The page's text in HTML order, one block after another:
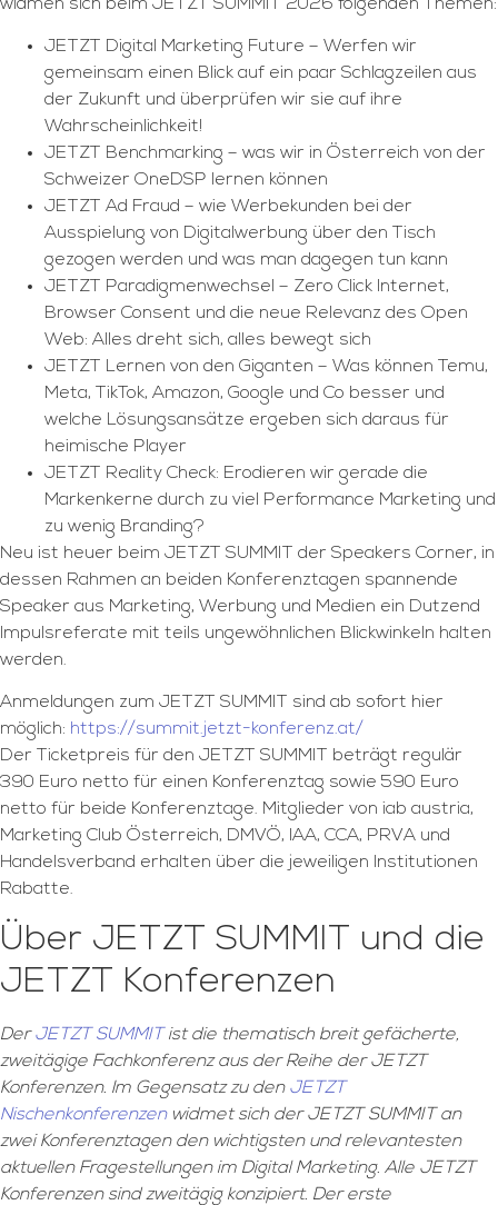
widmen sich beim JETZT SUMMIT 2026 folgenden Themen:
JETZT Digital Marketing Future – Werfen wir
gemeinsam einen Blick auf ein paar Schlagzeilen aus
der Zukunft und überprüfen wir sie auf ihre
Wahrscheinlichkeit!
JETZT Benchmarking – was wir in Österreich von der
Schweizer OneDSP lernen können
JETZT Ad Fraud – wie Werbekunden bei der
Ausspielung von Digitalwerbung über den Tisch
gezogen werden und was man dagegen tun kann
JETZT Paradigmenwechsel – Zero Click Internet,
Browser Consent und die neue Relevanz des Open
Web: Alles dreht sich, alles bewegt sich
JETZT Lernen von den Giganten – Was können Temu,
Meta, TikTok, Amazon, Google und Co besser und
welche Lösungsansätze ergeben sich daraus für
heimische Player
JETZT Reality Check: Erodieren wir gerade die
Markenkerne durch zu viel Performance Marketing und
zu wenig Branding?
Neu ist heuer beim JETZT SUMMIT der Speakers Corner, in
dessen Rahmen an beiden Konferenztagen spannende
Speaker aus Marketing, Werbung und Medien ein Dutzend
Impulsreferate mit teils ungewöhnlichen Blickwinkeln halten
werden.
Anmeldungen zum JETZT SUMMIT sind ab sofort hier
möglich: https://summit.jetzt-konferenz.at/
Der Ticketpreis für den JETZT SUMMIT beträgt regulär
390 Euro netto für einen Konferenztag sowie 590 Euro
netto für beide Konferenztage. Mitglieder von iab austria,
Marketing Club Österreich, DMVÖ, IAA, CCA, PRVA und
Handelsverband erhalten über die jeweiligen Institutionen
Rabatte.
Über JETZT SUMMIT und die
JETZT Konferenzen
DerJETZT SUMMIT ist die thematisch breit gefächerte,
zweitägige Fachkonferenz aus der Reihe der JETZT
Konferenzen. Im Gegensatz zu den JETZT
Nischenkonferenzenwidmet sich der JETZT SUMMIT an
zwei Konferenztagen den wichtigsten und relevantesten
aktuellen Fragestellungen im Digital Marketing. Alle JETZT
Konferenzen sind zweitägig konzipiert. Der erste